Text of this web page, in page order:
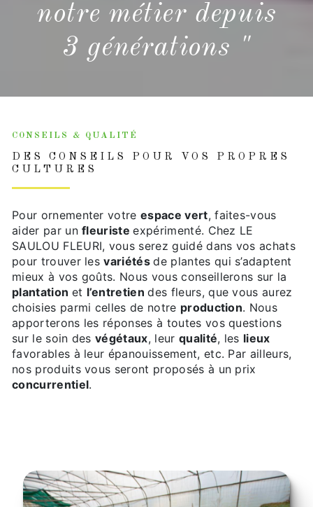
notre métier depuis
3 générations "
CONSEILS & QUALITÉ
DES CONSEILS POUR VOS PROPRES
CULTURES
Pour ornementer votreespace vert, faites-vous
aider par unfleuristeexpérimenté. Chez LE
SAULOU FLEURI, vous serez guidé dans vos achats
pour trouver lesvariétésde plantes qui s’adaptent
mieux à vos goûts. Nous vous conseillerons sur la
plantation et l’entretiendes fleurs, que vous aurez
choisies parmi celles de notre production. Nous
apporterons les réponses à toutes vos questions
sur le soin desvégétaux, leur qualité, les lieux
favorables à leur épanouissement, etc. Par ailleurs,
nos produits vous seront proposés à un prix
concurrentiel.